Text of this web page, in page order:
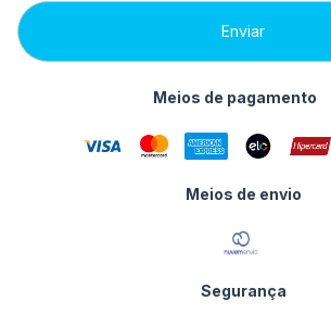
Meios de pagamento
Meios de envio
Segurança